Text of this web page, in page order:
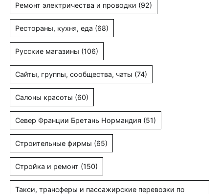
Ремонт электричества и проводки (92)
Рестораны, кухня, еда (68)
Русские магазины (106)
Сайты, группы, сообщества, чаты (74)
Салоны красоты (60)
Север Франции Бретань Нормандия (51)
Строительные фирмы (65)
Стройка и ремонт (150)
Такси, трансферы и пассажирские перевозки по